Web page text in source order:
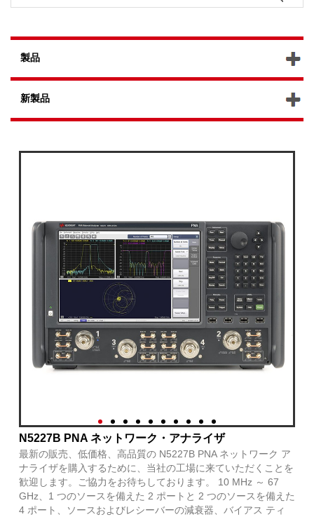
製品
新製品
N5227B PNA ネットワーク・アナライザ
最新の販売、低価格、高品質の N5227B PNA ネットワーク ア
ナライザを購入するために、当社の工場に来ていただくことを
歓迎します。ご協力をお待ちしております。 10 MHz ～ 67
GHz、1 つのソースを備えた 2 ポートと 2 つのソースを備えた
4 ポート、ソースおよびレシーバーの減衰器、バイアス ティ